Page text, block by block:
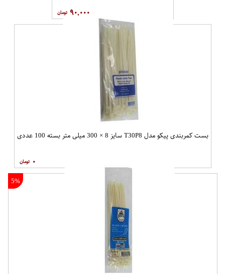
۹۰,۰۰۰
بست کمربندی پیکو مدل T30P8 سایز 8 × 300 میلی متر بسته 100 عددی
۰
5%